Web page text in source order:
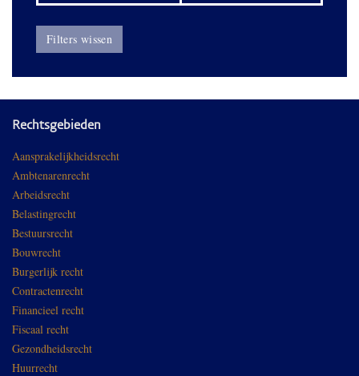
Filters wissen
Rechtsgebieden
Aansprakelijkheidsrecht
Ambtenarenrecht
Arbeidsrecht
Belastingrecht
Bestuursrecht
Bouwrecht
Burgerlijk recht
Contractenrecht
Financieel recht
Fiscaal recht
Gezondheidsrecht
Huurrecht